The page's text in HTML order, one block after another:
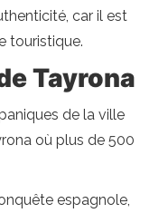
car il est
touristique.
Tayrona
de la ville
où plus de 500
espagnole,